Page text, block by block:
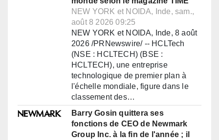
NEW YORK et NOIDA, Inde, sam.,
août 8 2026 09:25
NEW YORK et NOIDA, Inde, 8 août
2026 /PRNewswire/ -- HCLTech
(NSE : HCLTECH) (BSE :
HCLTECH), une entreprise
technologique de premier plan à
l'échelle mondiale, figure dans le
classement des…
Barry Gosin quittera ses
fonctions de CEO de Newmark
Group Inc. à la fin de l'année ; il